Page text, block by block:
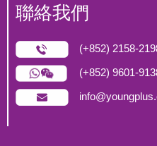
聯絡我們
(+852) 2158-
(+852) 9601-